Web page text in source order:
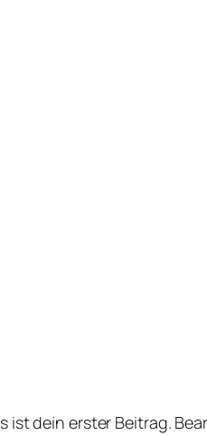
ist dein erster Beitrag.